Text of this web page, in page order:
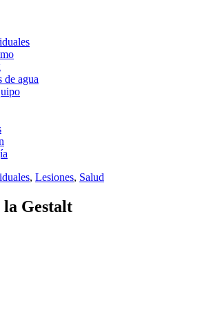
de agua
, Lesiones, Salud
la Gestalt